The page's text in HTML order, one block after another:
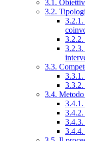
3.1.
3.2.
3.2.3.
3.3.
3.4.
3.4.2.
3.4.4.